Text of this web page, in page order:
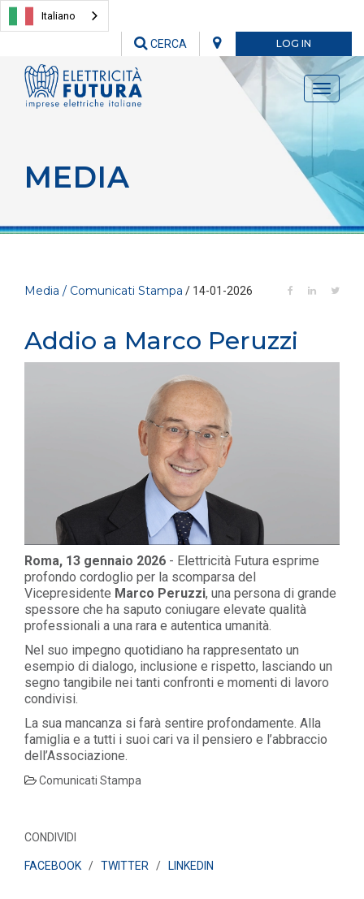
Italiano
LOG IN
CERCA
Toggle
MEDIA
Media / Comunicati Stampa / 14-01-2026
Addio a Marco Peruzzi
Roma, 13 gennaio 2026 - Elettricità Futura esprime
profondo cordoglio per la scomparsa del
Vicepresidente Marco Peruzzi, una persona di grande
spessore che ha saputo coniugare elevate qualità
professionali a una rara e autentica umanità.
Nel suo impegno quotidiano ha rappresentato un
esempio di dialogo, inclusione e rispetto, lasciando un
segno tangibile nei tanti confronti e momenti di lavoro
condivisi.
La sua mancanza si farà sentire profondamente. Alla
famiglia e a tutti i suoi cari va il pensiero e l’abbraccio
dell’Associazione.
Comunicati Stampa
CONDIVIDI
FACEBOOK / TWITTER / LINKEDIN